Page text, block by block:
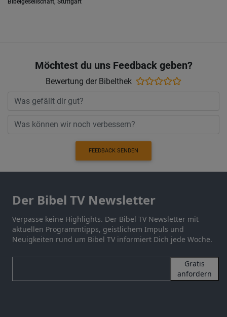
Bibelgesellschaft, Stuttgart
Möchtest du uns Feedback geben?
Bewertung der Bibelthek
FEEDBACK SENDEN
Der Bibel TV Newsletter
Verpasse keine Highlights. Der Bibel TV Newsletter mit
aktuellen Programmtipps, geistlichem Impuls und
Neuigkeiten rund um Bibel TV informiert Dich jede Woche.
Gratis
anfordern